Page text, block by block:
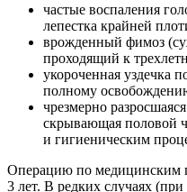
частые воспаления
лепестка крайней
врожденный фимоз
проходящий к
укороченная уздечка
полному
чрезмерно
скрывающая половой
и гигиеническим
Операцию по медицинским
3 лет. В редких случаях